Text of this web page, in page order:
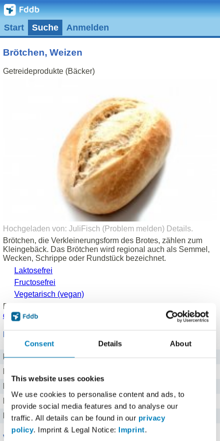
Consent Details About
This website uses cookies
We use cookies to personalise content and ads, to
provide social media features and to analyse our
traffic. All details can be found in our privacy
policy. Imprint & Legal Notice: Imprint.
Start Suche Anmelden
Brötchen, Weizen
Getreideprodukte (Bäcker)
Hochgeladen von: JuliFisch (Problem melden) Details.
Brötchen, die Verkleinerungsform des Brotes, zählen zum
Kleingebäck. Das Brötchen wird regional auch als Semmel,
Wecken, Schrippe oder Rundstück bezeichnet.
Laktosefrei
Fructosefrei
Vegetarisch (vegan)
Produkt eingetragen von einem
den Produktdaten
Brennwert
Fett
0,7 g g
Vitamine